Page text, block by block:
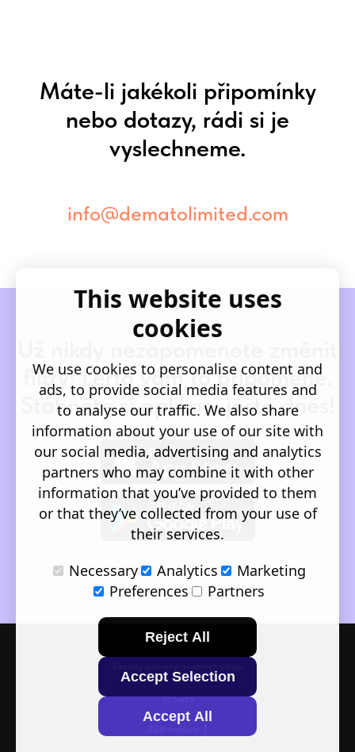
Máte-li jakékoli připomínky
nebo dotazy, rádi si je
vyslechneme.
info@dematolimited.com
filtry! Lerto vám to připomene.
Stáhněte si aplikaci ještě dnes!
© Lerto
This website uses
cookies
We use cookies to personalise content and
ads, to provide social media features and
to analyse our traffic. We also share
information about your use of our site with
our social media, advertising and analytics
partners who may combine it with other
information that you’ve provided to them
or that they’ve collected from your use of
their services.
Necessary
Analytics
Marketing
Preferences
Partners
Reject All
Accept Selection
Accept All